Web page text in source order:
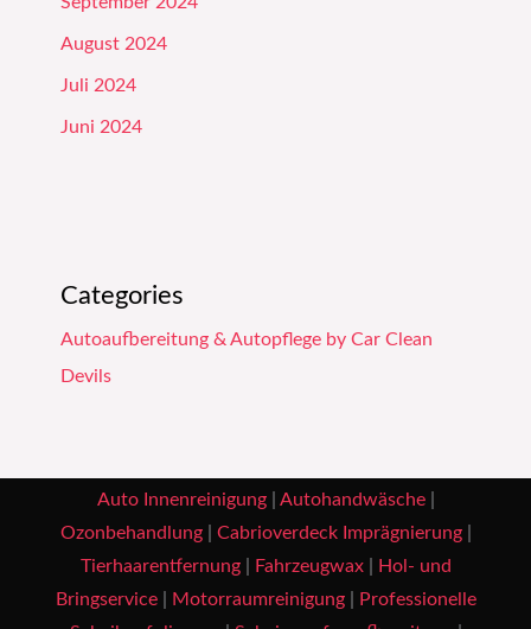
August 2024
Juli 2024
Juni 2024
Categories
Autoaufbereitung & Autopflege by Car Clean
Devils
Auto Innenreinigung| Autohandwäsche|
Ozonbehandlung| Cabrioverdeck Imprägnierung|
Tierhaarentfernung| Fahrzeugwax|
Hol- und
Bringservice| Motorraumreinigung|
Professionelle